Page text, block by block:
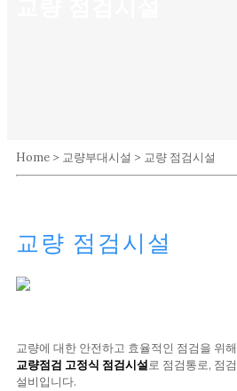
Home > 교량부대시설 > 교량 점검시설
교량 점검시설
교량에 대한 안전하고 효율적인 점검을 위
교량점검 고정식 점검시설로 점검통로, 점
설비입니다.